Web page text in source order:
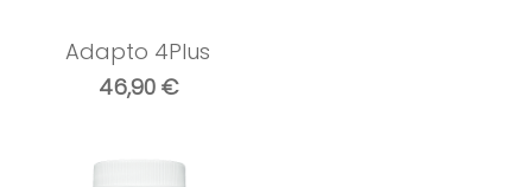
Adapto 4Plus
46,90 €